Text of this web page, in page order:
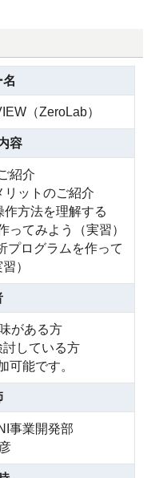
（ZeroLab）
容
紹介
リットのご紹介
作方法を理解する
ってみよう（実習）
プログラムを作って
）
がある方
討している方
能です。
事業開発部